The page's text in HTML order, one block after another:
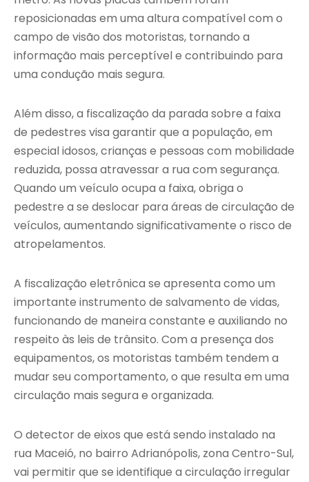
reposicionadas em uma altura compatível com o
campo de visão dos motoristas, tornando a
informação mais perceptível e contribuindo para
uma condução mais segura.
Além disso, a fiscalização da parada sobre a faixa
de pedestres visa garantir que a população, em
especial idosos, crianças e pessoas com mobilidade
reduzida, possa atravessar a rua com segurança.
Quando um veículo ocupa a faixa, obriga o
pedestre a se deslocar para áreas de circulação de
veículos, aumentando significativamente o risco de
atropelamentos.
A fiscalização eletrônica se apresenta como um
importante instrumento de salvamento de vidas,
funcionando de maneira constante e auxiliando no
respeito às leis de trânsito. Com a presença dos
equipamentos, os motoristas também tendem a
mudar seu comportamento, o que resulta em uma
circulação mais segura e organizada.
O detector de eixos que está sendo instalado na
rua Maceió, no bairro Adrianópolis, zona Centro-Sul,
vai permitir que se identifique a circulação irregular